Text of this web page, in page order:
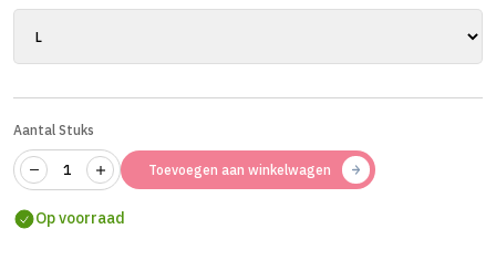
Aantal Stuks
Toevoegen aan winkelwagen
Op voorraad